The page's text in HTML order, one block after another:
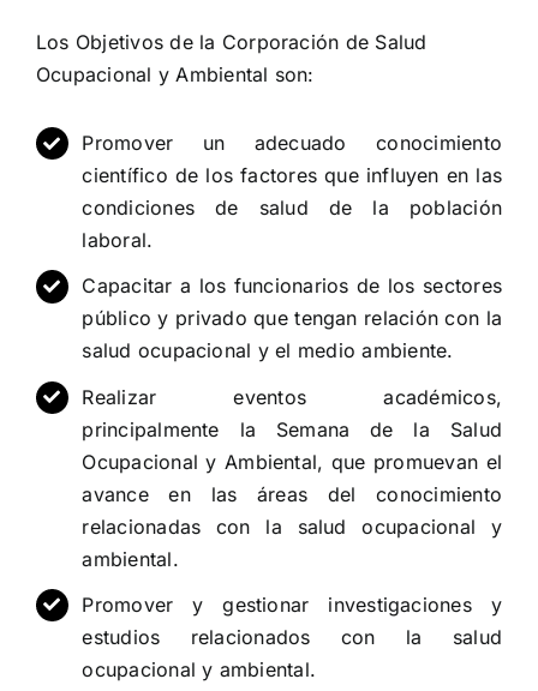
Los Objetivos de la Corporación de Salud
Ocupacional y Ambiental son:
Promover un adecuado conocimiento
científico de los factores que influyen en las
condiciones de salud de la población
laboral.
Capacitar a los funcionarios de los sectores
público y privado que tengan relación con la
salud ocupacional y el medio ambiente.
Realizar eventos académicos,
principalmente la Semana de la Salud
Ocupacional y Ambiental, que promuevan el
avance en las áreas del conocimiento
relacionadas con la salud ocupacional y
ambiental.
Promover y gestionar investigaciones y
estudios relacionados con la salud
ocupacional y ambiental.